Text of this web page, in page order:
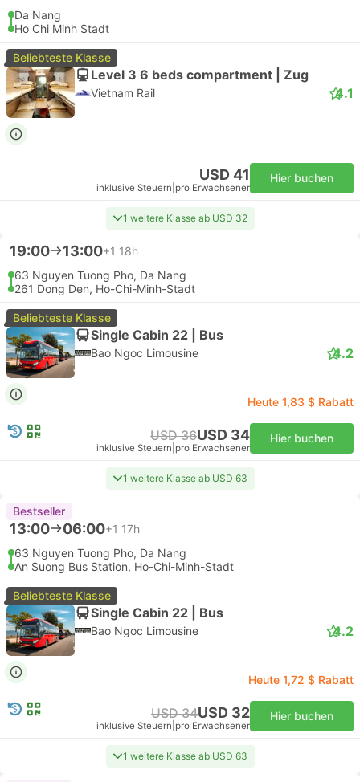
Da Nang
Ho Chi Minh Stadt
Beliebteste Klasse
Level 3 6 beds compartment | Zug
Vietnam Rail 4.1
USD 41
inklusive Steuern pro Erwachsener
Hier buchen
1 weitere Klasse ab USD 32
19:00 13:00+1 18h
63 Nguyen Tuong Pho, Da Nang
261 Dong Den, Ho-Chi-Minh-Stadt
Beliebteste Klasse
Single Cabin 22 | Bus
Bao Ngoc Limousine 4.2
Heute 1,83 $ Rabatt
USD 36USD 34
inklusive Steuern pro Erwachsener
Hier buchen
1 weitere Klasse ab USD 63
Bestseller
13:00 06:00+1 17h
63 Nguyen Tuong Pho, Da Nang
An Suong Bus Station, Ho-Chi-Minh-Stadt
Beliebteste Klasse
Single Cabin 22 | Bus
Bao Ngoc Limousine 4.2
Heute 1,72 $ Rabatt
USD 34USD 32
inklusive Steuern pro Erwachsener
Hier buchen
1 weitere Klasse ab USD 63